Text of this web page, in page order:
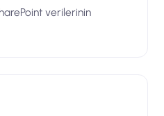
verilerinin